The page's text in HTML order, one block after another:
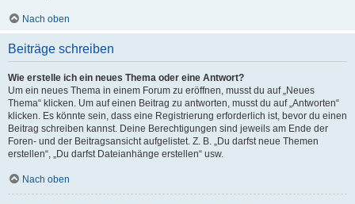
Nach oben
Beiträge schreiben
Wie erstelle ich ein neues Thema oder eine Antwort?
Um ein neues Thema in einem Forum zu eröffnen, musst du auf „Neues
Thema“ klicken. Um auf einen Beitrag zu antworten, musst du auf „Antworten“
klicken. Es könnte sein, dass eine Registrierung erforderlich ist, bevor du einen
Beitrag schreiben kannst. Deine Berechtigungen sind jeweils am Ende der
Foren- und der Beitragsansicht aufgelistet. Z. B. „Du darfst neue Themen
erstellen“, „Du darfst Dateianhänge erstellen“ usw.
Nach oben